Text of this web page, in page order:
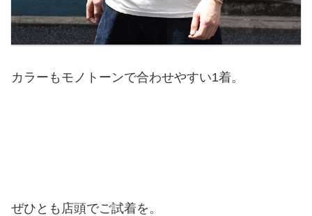
カラーもモノトーンで合わせやすい1着。
ぜひとも店頭でご試着を。